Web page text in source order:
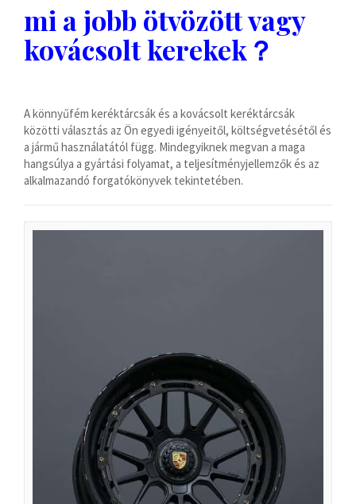
mi a jobb ötvözött vagy
kovácsolt kerekek？
A könnyűfém keréktárcsák és a kovácsolt keréktárcsák
közötti választás az Ön egyedi igényeitől, költségvetésétől és
a jármű használatától függ. Mindegyiknek megvan a maga
hangsúlya a gyártási folyamat, a teljesítményjellemzők és az
alkalmazandó forgatókönyvek tekintetében.
Polski
Svenska
ไทย
Slovenčina
Српски језик
Македонски јазик
Български
English (South Africa)
English (Canada)
English (Australia)
English (UK)
English (New Zealand)